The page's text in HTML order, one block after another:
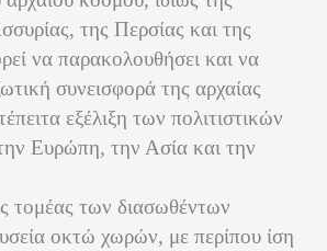
της Περσίας και της
να παρακολουθήσει και να
συνεισφορά της αρχαίας
εξέλιξη των πολιτιστικών
Ευρώπη, την Ασία και την
τομέας των διασωθέντων
οκτώ χωρών, με περίπου ίση